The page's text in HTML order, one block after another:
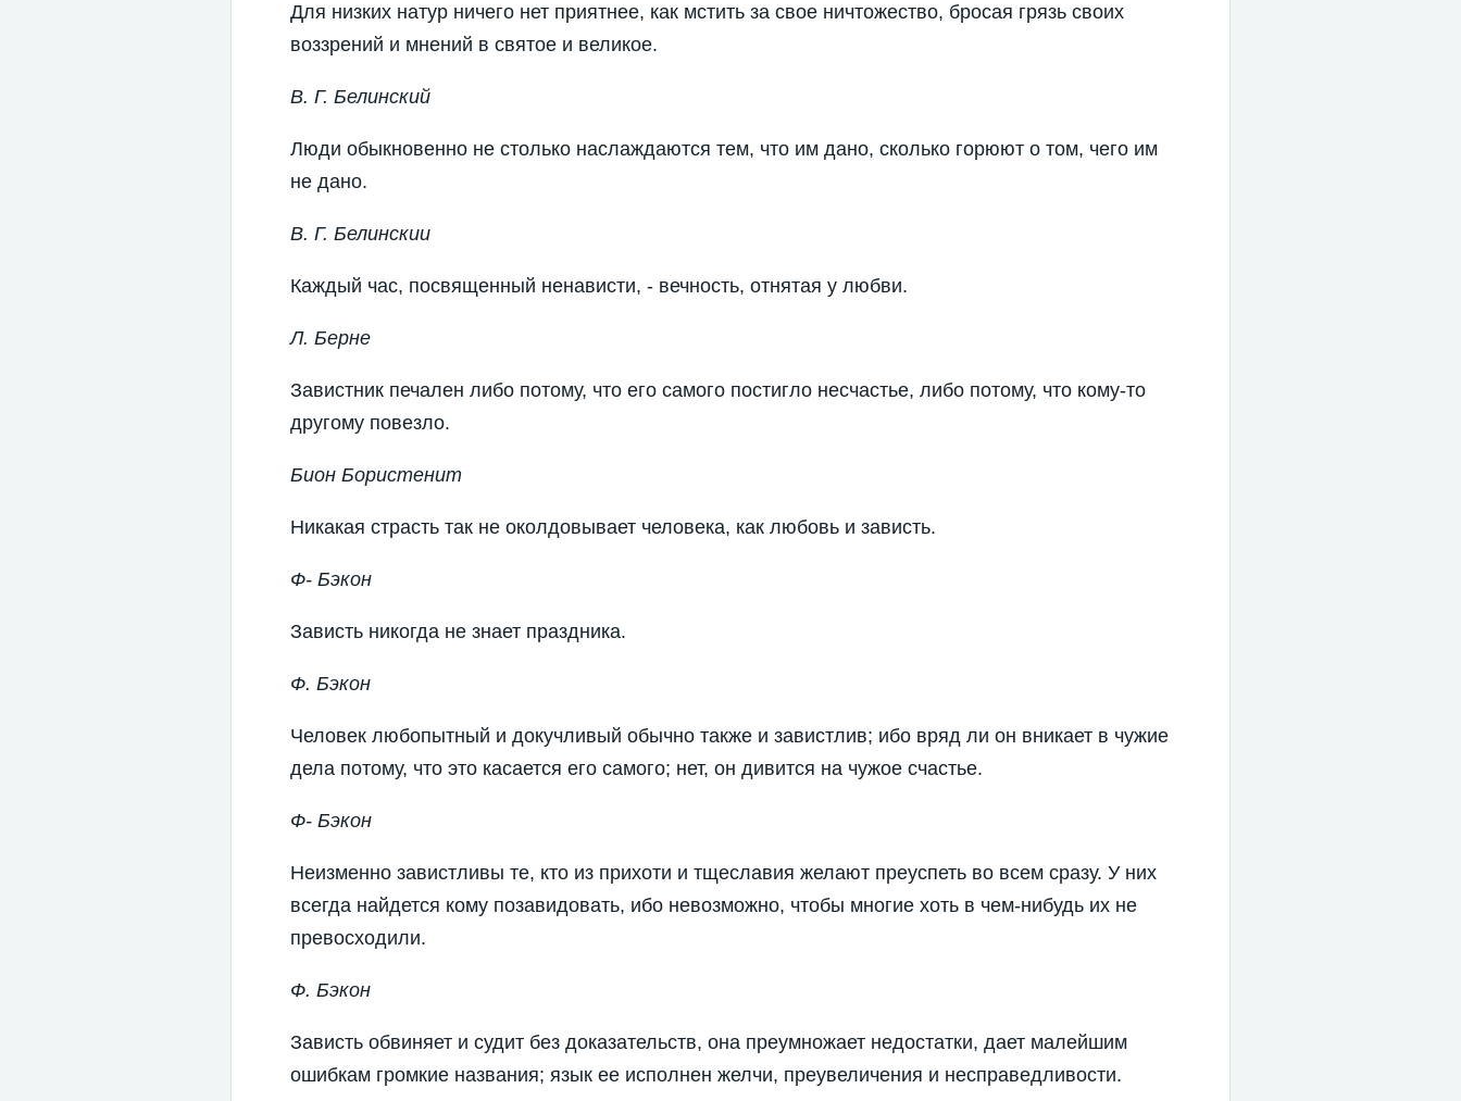
Для низких натур ничего нет приятнее, как мстить за свое ничтожество, бросая грязь своих
воззрений и мнений в святое и великое.
В. Г. Белинский
Люди обыкновенно не столько наслаждаются тем, что им дано, сколько горюют о том, чего им
не дано.
В. Г. Белинскии
Каждый час, посвященный ненависти, - вечность, отнятая у любви.
Л. Берне
Завистник печален либо потому, что его самого постигло несчастье, либо потому, что кому-то
другому повезло.
Бион Бористенит
Никакая страсть так не околдовывает человека, как любовь и зависть.
Ф- Бэкон
Зависть никогда не знает праздника.
Ф. Бэкон
Человек любопытный и докучливый обычно также и завистлив; ибо вряд ли он вникает в чужие
дела потому, что это касается его самого; нет, он дивится на чужое счастье.
Ф- Бэкон
Неизменно завистливы те, кто из прихоти и тщесла­вия желают преуспеть во всем сразу. У них
всегда найдется кому позавидовать, ибо невозможно, чтобы многие хоть в чем-нибудь их не
превосходили.
Ф. Бэкон
Зависть обвиняет и судит без доказательств, она преумножает недостатки, дает малейшим
ошибкам громкие названия; язык ее исполнен желчи, преувеличения и несправедливости.